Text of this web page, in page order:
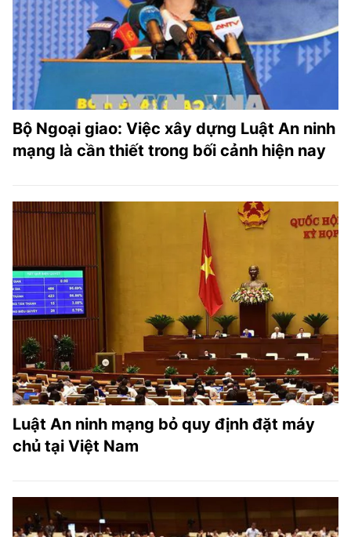
Bộ Ngoại giao: Việc xây dựng Luật An ninh
mạng là cần thiết trong bối cảnh hiện nay
Luật An ninh mạng bỏ quy định đặt máy
chủ tại Việt Nam